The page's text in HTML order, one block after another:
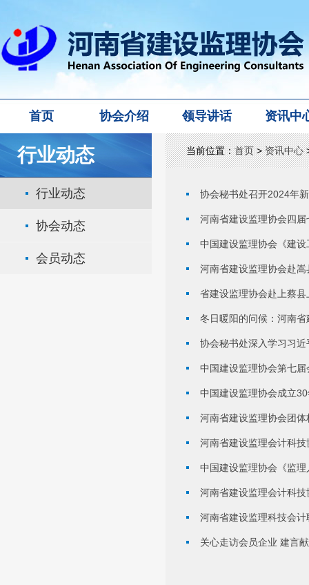
首页 协会介绍 领导讲话 资讯中
行业动态
行业动态
协会动态
会员动态
当前位置：首页>资讯中心
协会秘书处召开2024年
河南省建设监理协会四
中国建设监理协会《建
河南省建设监理协会赴
省建设监理协会赴上蔡县
冬日暖阳的问候：河南
协会秘书处深入学习习
中国建设监理协会第七
中国建设监理协会成立
河南省建设监理协会团
河南省建设监理会计科
中国建设监理协会《监
河南省建设监理会计科
河南省建设监理科技会
关心走访会员企业 建言